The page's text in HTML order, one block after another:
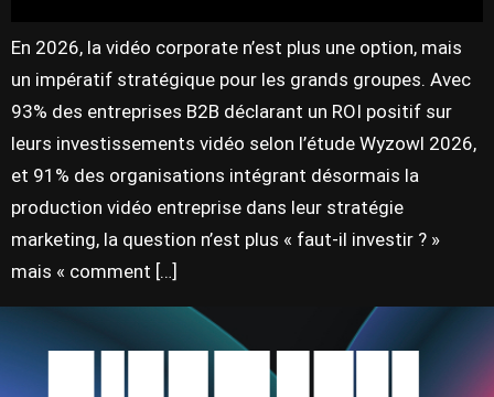
En 2026, la vidéo corporate n’est plus une option, mais
un impératif stratégique pour les grands groupes. Avec
93% des entreprises B2B déclarant un ROI positif sur
leurs investissements vidéo selon l’étude Wyzowl 2026,
et 91% des organisations intégrant désormais la
production vidéo entreprise dans leur stratégie
marketing, la question n’est plus « faut-il investir ? »
mais « comment […]